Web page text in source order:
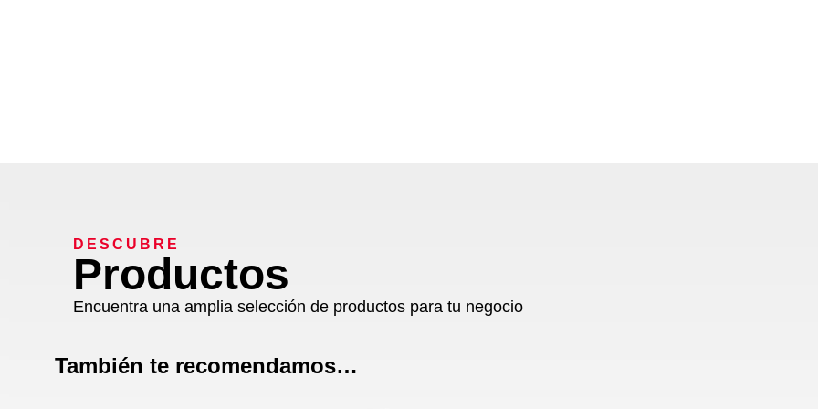
DESCUBRE
Productos
Encuentra una amplia selección de productos para tu negocio
También te recomendamos…